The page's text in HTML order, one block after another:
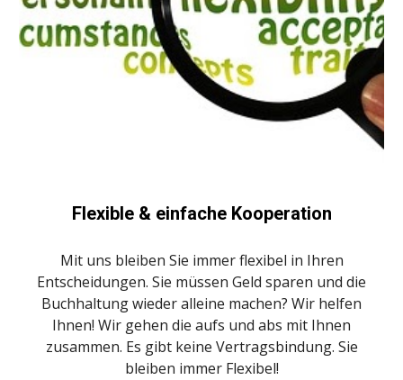
Flexible & einfache Kooperation
Mit uns bleiben Sie immer flexibel in Ihren
Entscheidungen. Sie müssen Geld sparen und die
Buchhaltung wieder alleine machen? Wir helfen
Ihnen! Wir gehen die aufs und abs mit Ihnen
zusammen. Es gibt keine Vertragsbindung. Sie
bleiben immer Flexibel!